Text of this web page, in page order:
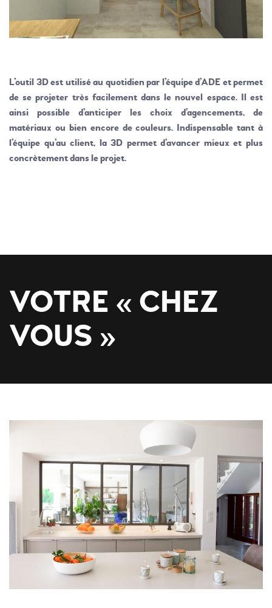
L’outil 3D est utilisé au quotidien par l’équipe d’ADE et permet
de se projeter très facilement dans le nouvel espace. Il est
ainsi possible d’anticiper les choix d’agencements, de
matériaux ou bien encore de couleurs. Indispensable tant à
l’équipe qu’au client, la 3D permet d’avancer mieux et plus
concrètement dans le projet.
VOTRE « CHEZ
VOUS »